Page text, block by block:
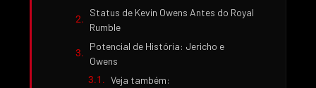
Status de Kevin Owens Antes do Royal
Rumble
Potencial de História: Jericho e
Owens
Veja também: